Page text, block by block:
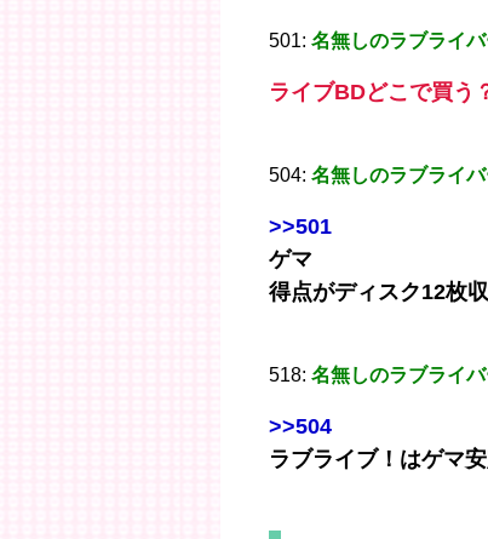
501: 名無しのラブライ
ライブBDどこで買う
504: 名無しのラブライ
>>501
ゲマ
得点がディスク12枚
518: 名無しのラブライ
>>504
ラブライブ！はゲマ